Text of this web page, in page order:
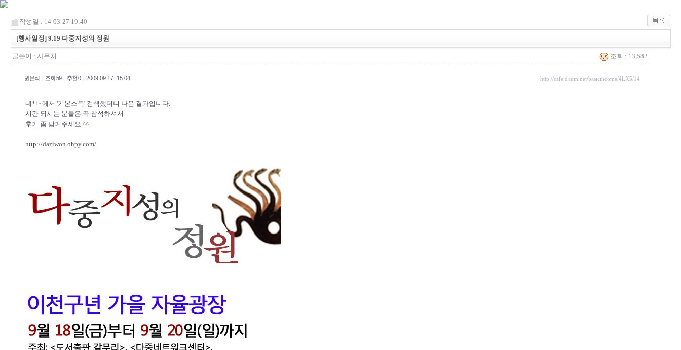
작성일 : 14-03-27 19:40
[행사일정] 9.19 다중지성의 정원
글쓴이 : 사무처 조회 : 13,582
권문석 조회 59 추천 0 2009.09.17. 15:04 http://cafe.daum.net/basicincome/4LX5/14
네*버에서 '기본소득' 검색했더니 나온 결과입니다.
시간 되시는 분들은 꼭 참석하셔서
후기 좀 남겨주세요 ^^.
http://daziwon.ohpy.com/